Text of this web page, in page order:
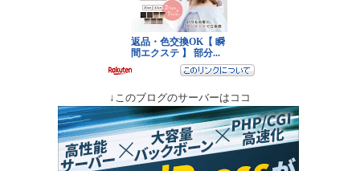
↓このブログのサーバーはココ